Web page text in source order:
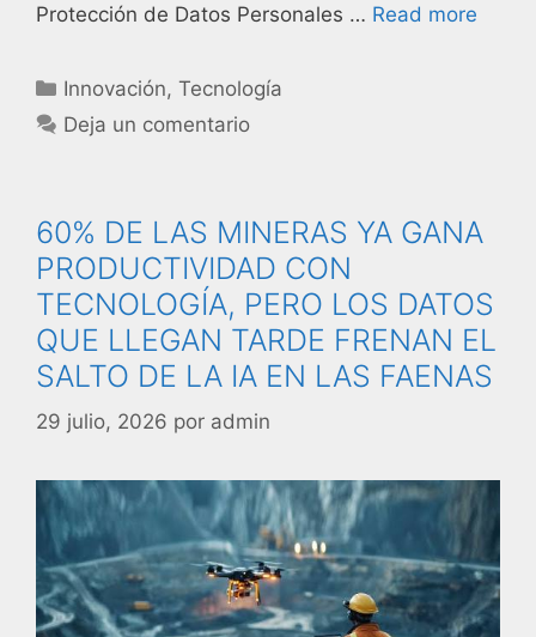
Protección de Datos Personales … Read more
Innovación,Tecnología
Deja un comentario
60% DE LAS MINERAS YA GANA
PRODUCTIVIDAD CON
TECNOLOGÍA, PERO LOS DATOS
QUE LLEGAN TARDE FRENAN EL
SALTO DE LA IA EN LAS FAENAS
29 julio, 2026 por admin